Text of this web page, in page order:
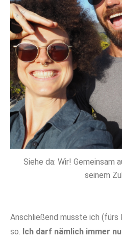
Siehe da: Wir! Gemeinsam
seinem
Anschließend musste ich (fürs
so. Ich darf nämlich immer